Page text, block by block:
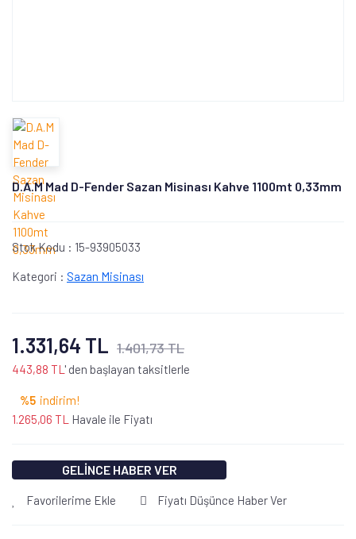
D.A.M Mad D-Fender Sazan Misinası Kahve 1100mt 0,33mm
Stok Kodu : 15-93905033
Kategori : Sazan Misinası
1.331,64 TL 1.401,73 TL
443,88 TL ' den başlayan taksitlerle
%5 indirim!
1.265,06 TL
Havale ile Fiyatı
GELİNCE HABER VER
Favorilerime Ekle Fiyatı Düşünce Haber Ver